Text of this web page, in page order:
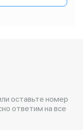
оставьте номер
ответим на все